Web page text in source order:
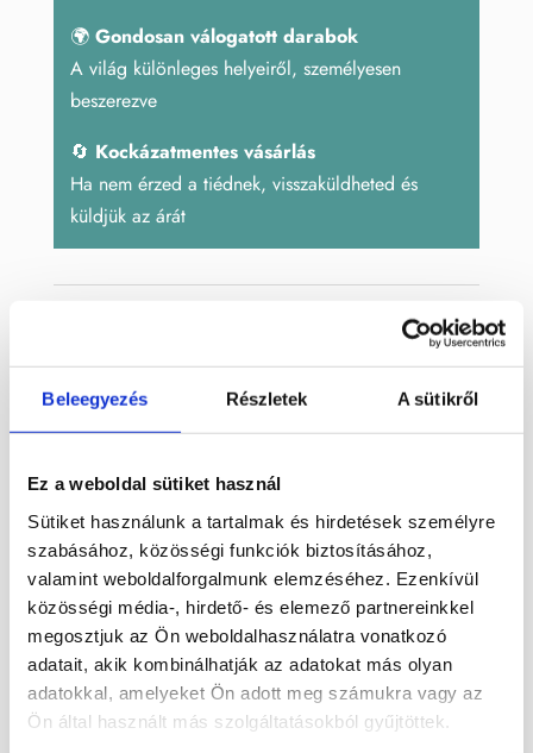
Beleegyezés Részletek A sütikről
Ez a weboldal sütiket használ
Sütiket használunk a tartalmak és hirdetések személyre
szabásához, közösségi funkciók biztosításához,
valamint weboldalforgalmunk elemzéséhez. Ezenkívül
közösségi média-, hirdető- és elemező partnereinkkel
megosztjuk az Ön weboldalhasználatra vonatkozó
adatait, akik kombinálhatják az adatokat más olyan
adatokkal, amelyeket Ön adott meg számukra vagy az
Ön által használt más szolgáltatásokból gyűjtöttek.
🌍 Gondosan válogatott darabok
A világ különleges helyeiről, személyesen
beszerezve
🔄 Kockázatmentes vásárlás
Ha nem érzed a tiédnek, visszaküldheted és
küldjük az árát
fekete holdkő,
holdkő,tál
Leírás
Fekete holdkő ásványból faragott tál,
Madagaszkárról.
Mérete: 11,7 x 7,6 cm
Súlya: 404 g
Termék megtekinthető videón Instagram